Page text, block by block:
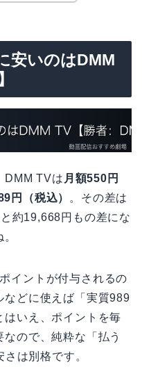
安いのはDMM
DMM TVは 月額550円
円（税込）
。その差は
約19,668円もの差にな
イントが付与されるの
などに使えば「実質989
はいえ、ポイントを毎
ので、純粋な「払う
は別格です。